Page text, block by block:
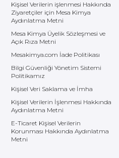
Kişisel Verilerin işlenmesi Hakkında
Ziyaretçiler için Mesa Kimya
Aydınlatma Metni
Mesa Kimya Üyelik Sözleşmesi ve
Açık Rıza Metni
Mesakimya.com İade Politikası
Bilgi Güvenliği Yönetim Sistemi
Politikamız
Kişisel Veri Saklama ve İmha
Kişisel Verilerin İşlenmesi Hakkında
Aydınlatma Metni
E-Ticaret Kişisel Verilerin
Korunması Hakkında Aydınlatma
Metni